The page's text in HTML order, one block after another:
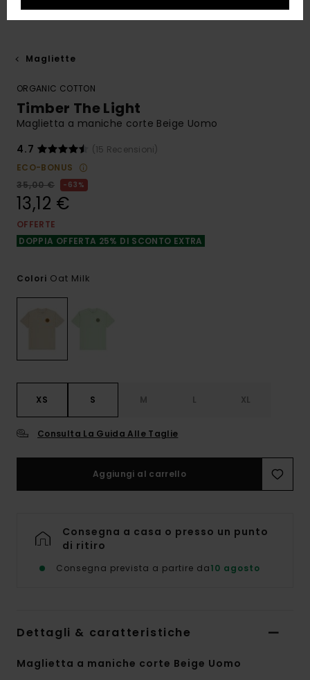
Magliette
ORGANIC COTTON
Timber The Light
Maglietta a maniche corte Beige Uomo
4.7
(15 Recensioni)
ECO-BONUS
35,00 €
63%
13,12 €
OFFERTE
DOPPIA OFFERTA 25% DI SCONTO EXTRA
Colori Oat Milk
XS S M L XL
Consulta La Guida Alle Taglie
Aggiungi al carrello
Consegna a casa o presso un punto
di ritiro
Consegna prevista a partire da10 agosto
Dettagli & caratteristiche
Maglietta a maniche corte Beige Uomo